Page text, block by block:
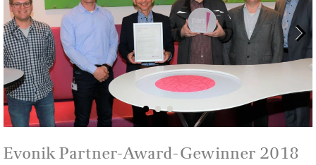
Evonik Partner-Award-Gewinner 2018